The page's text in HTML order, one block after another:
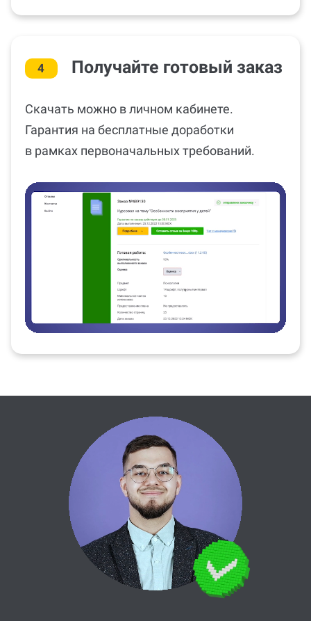
4 Получайте готовый заказ
Скачать можно в личном кабинете.
Гарантия на бесплатные доработки
в рамках первоначальных требований.